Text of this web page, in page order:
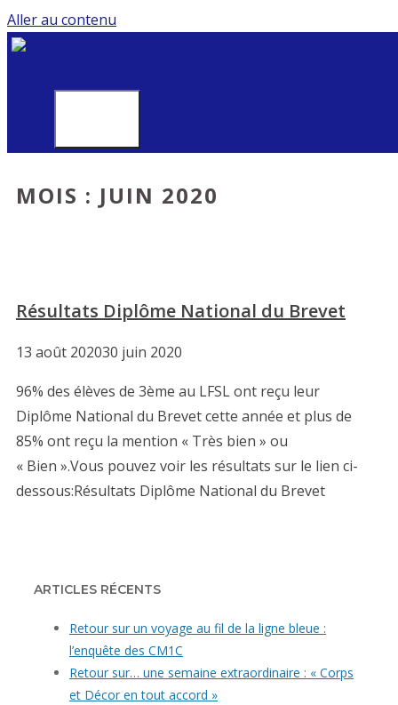
Aller au contenu
MOIS : JUIN 2020
Résultats Diplôme National du Brevet
13 août 202030 juin 2020
96% des élèves de 3ème au LFSL ont reçu leur
Diplôme National du Brevet cette année et plus de
85% ont reçu la mention « Très bien » ou
« Bien ».Vous pouvez voir les résultats sur le lien ci-
dessous:Résultats Diplôme National du Brevet
ARTICLES RÉCENTS
Retour sur un voyage au fil de la ligne bleue :
l’enquête des CM1C
Retour sur… une semaine extraordinaire : « Corps
et Décor en tout accord »